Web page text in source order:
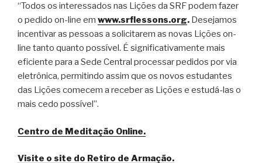
“Todos os interessados nas Lições da SRF podem fazer
o pedido on-line em www.srflessons.org. Desejamos
incentivar as pessoas a solicitarem as novas Lições on-
line tanto quanto possível. É significativamente mais
eficiente para a Sede Central processar pedidos por via
eletrônica, permitindo assim que os novos estudantes
das Lições comecem a receber as Lições e estudá-las o
mais cedo possível”.
Centro de Meditação Online.
Visite o site do Retiro de Armação.